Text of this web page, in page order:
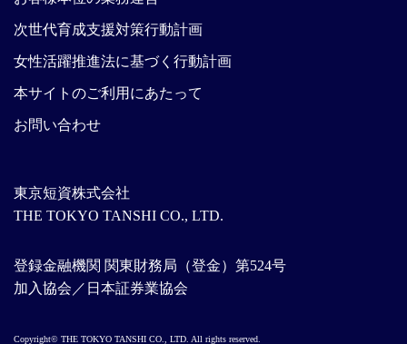
東京短資株式会社
THE TOKYO TANSHI CO., LTD.
登録金融機関 関東財務局（登金）第524号
加入協会／日本証券業協会
次世代育成支援対策行動計画
女性活躍推進法に基づく行動計画
本サイトのご利用にあたって
お問い合わせ
Copyright© THE TOKYO TANSHI CO., LTD. All rights reserved.